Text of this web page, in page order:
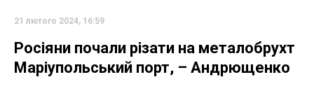
21 лютого 2024, 16:59
Росіяни почали різати на металобрухт
Маріупольський порт, – Андрющенко